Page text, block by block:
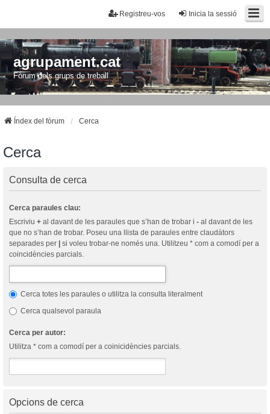
Inicia la sessió
Registreu-vos
agrupament.cat
Fòrum dels grups de treball
Índex del fòrum Cerca
Cerca
Consulta de cerca
Cerca paraules clau:
Escriviu + al davant de les paraules que s’han de trobar i - al davant de les
que no s’han de trobar. Poseu una llista de paraules entre claudàtors
separades per | si voleu trobar-ne només una. Utilitzeu * com a comodí per a
coincidències parcials.
Cerca totes les paraules o utilitza la consulta literalment
Cerca qualsevol paraula
Cerca per autor:
Utilitza * com a comodí per a coinicidències parcials.
Opcions de cerca